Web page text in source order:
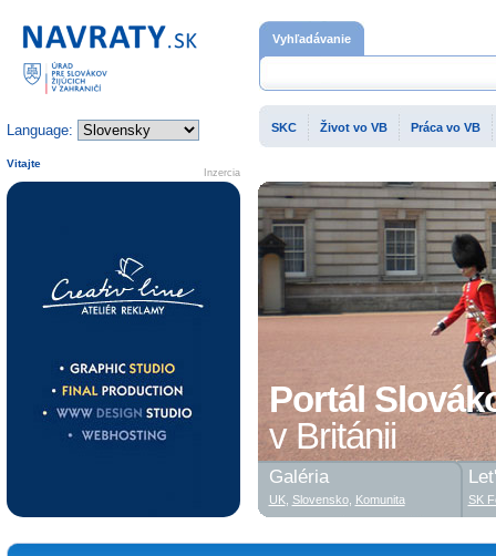
Portál
v Británii
Domovská stránka
Language:
Vyhľadávanie
SKC Život vo VB Práca vo VB
Inzercia
Vitajte
Galéria
UK, Slovensko, Komunita SK